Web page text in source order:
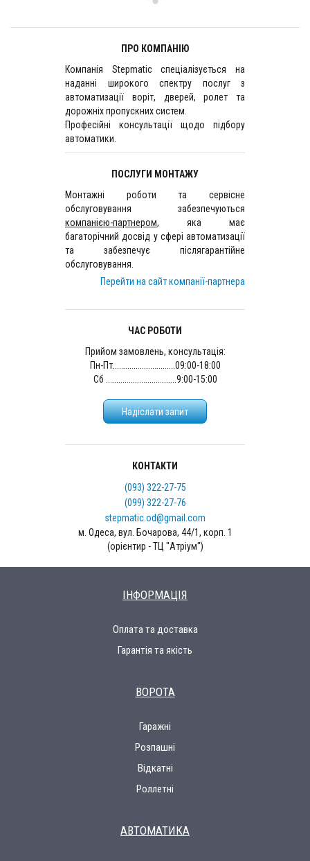
ПРО КОМПАНІЮ
Компанія Stepmatic спеціалізується на
наданні широкого спектру послуг з
автоматизації воріт, дверей, ролет та
дорожніх пропускних систем.
Професійні консультації щодо підбору
автоматики.
ПОСЛУГИ МОНТАЖУ
Монтажні роботи та сервісне
обслуговування забезпечуються
компанією-партнером, яка має
багаторічний досвід у сфері автоматизації
та забезпечує післягарантійне
обслуговування.
Перейти на сайт компанії-партнера
ЧАС РОБОТИ
Прийом замовлень, консультація:
Пн-Пт..............................09:00-18:00
Сб ..................................9:00-15:00
Надіслати запит
КОНТАКТИ
(093) 322-27-75
(099) 322-27-76
stepmatic.od@gmail.com
м. Одеса, вул. Бочарова, 44/1, корп. 1
(орієнтир - ТЦ "Атріум")
ІНФОРМАЦІЯ
Оплата та доставка
Гарантія та якість
ВОРОТА
Гаражні
Розпашні
Відкатні
Роллетні
АВТОМАТИКА